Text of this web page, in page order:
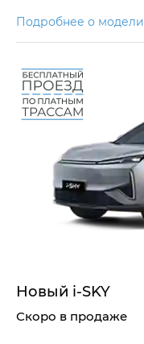
Подробнее о модели
Новый i‑SKY
Скоро в продаже